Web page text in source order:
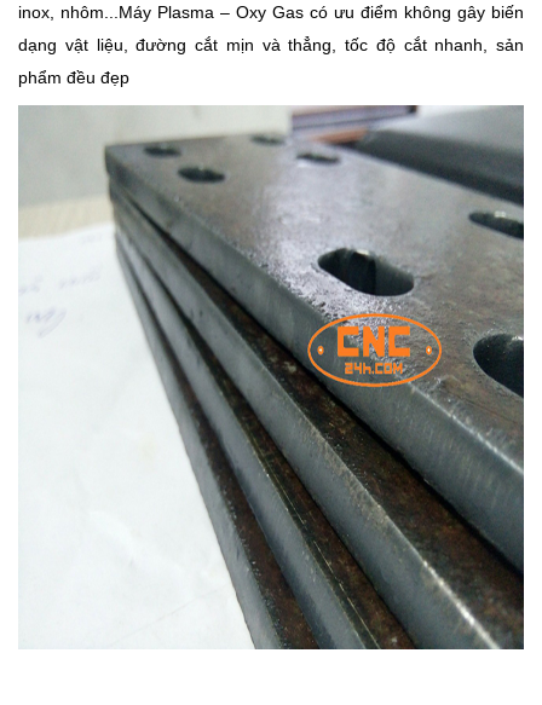
inox, nhôm...Máy Plasma – Oxy Gas có ưu điểm không gây biến
dạng vật liệu, đường cắt mịn và thẳng, tốc độ cắt nhanh, sản
phẩm đều đẹp